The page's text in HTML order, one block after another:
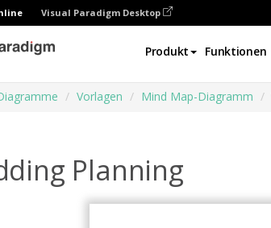
Visual Paradigm Desktop
Produkt Funktionen
Vorlagen Mind Map-Diagramm
Planning